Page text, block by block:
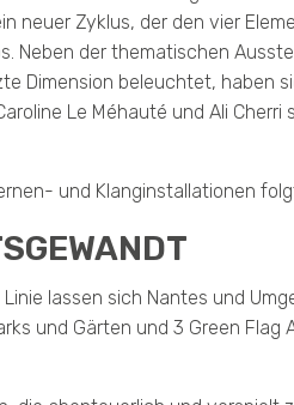
neuer Zyklus, der den vier
der thematischen
Dimension beleuchtet, haben
Le Méhauté und Ali
und Klanginstallationen
lassen sich Nantes und
und Gärten und 3 Green